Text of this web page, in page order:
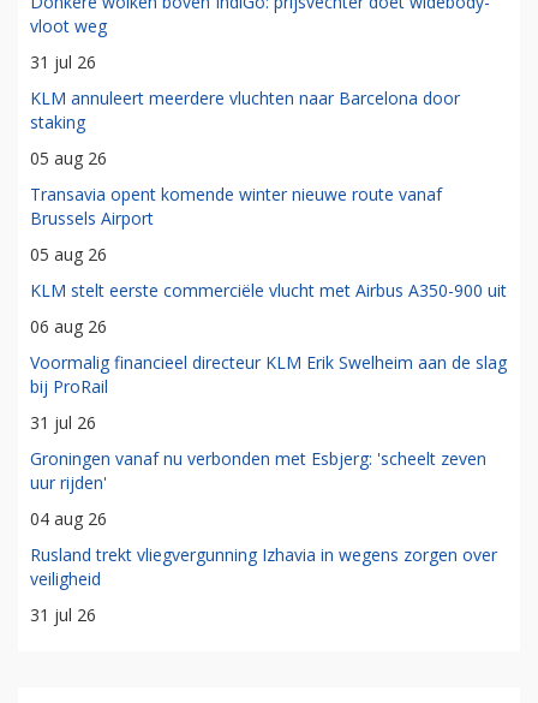
vloot weg
31 jul 26
KLM annuleert meerdere vluchten naar Barcelona door
staking
05 aug 26
Transavia opent komende winter nieuwe route vanaf
Brussels Airport
05 aug 26
KLM stelt eerste commerciële vlucht met Airbus A350-900 uit
06 aug 26
Voormalig financieel directeur KLM Erik Swelheim aan de slag
bij ProRail
31 jul 26
Groningen vanaf nu verbonden met Esbjerg: 'scheelt zeven
uur rijden'
04 aug 26
Rusland trekt vliegvergunning Izhavia in wegens zorgen over
veiligheid
31 jul 26